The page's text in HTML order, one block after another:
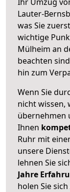
Lauter-
was Sie
wichtige
Mülheim an
beachten
hin zum
Wenn Sie
nicht wissen,
übernehmen
Ihnen
Ruhr mit
unsere
lehnen Sie
Jahre
holen Sie